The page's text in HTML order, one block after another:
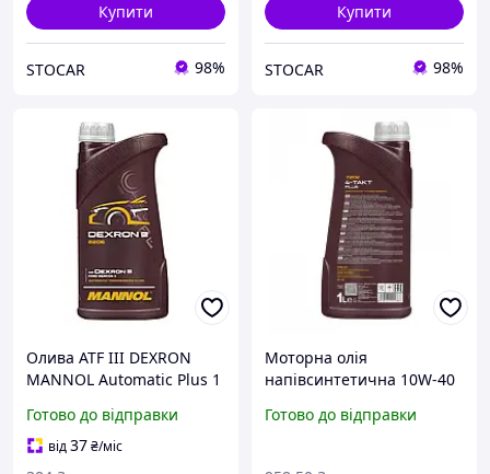
Купити
STOCAR 98%
Купити
STOCAR 98%
Олива ATF III DEXRON
MANNOL Automatic Plus 1
Готово до відправки
від37₴/міс
Моторна олія
напівсинтетична 10W-40
квадроциклів захист від
Готово до відправки